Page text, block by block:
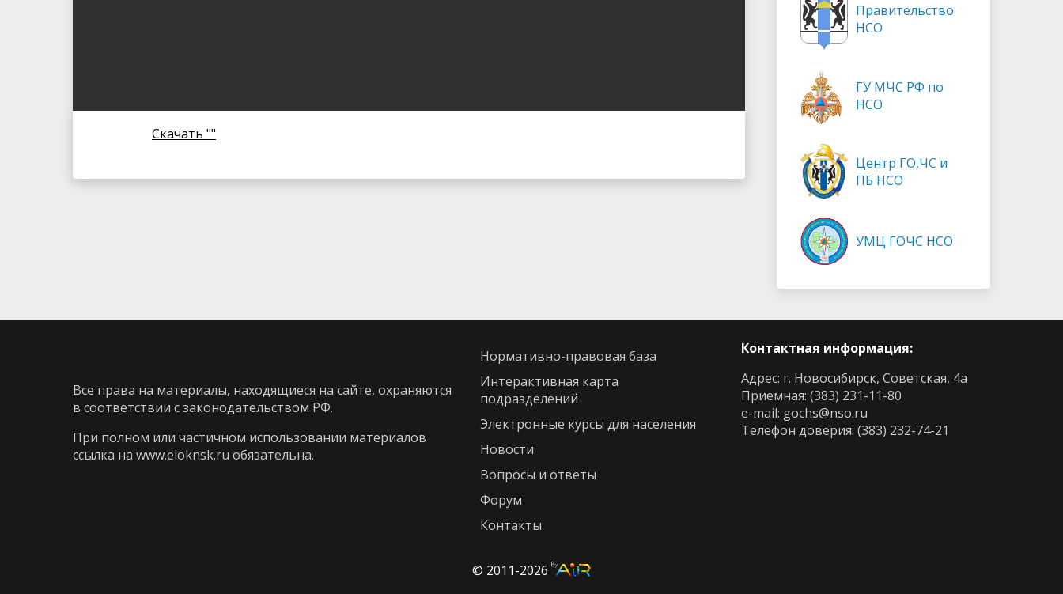
Скачать ""
Правительство
НСО
ГУ МЧС РФ по
НСО
Центр ГО,ЧС и
ПБ НСО
УМЦ ГОЧС НСО
Все права на материалы, находящиеся на сайте, охраняются
в соответствии с законодательством РФ.
При полном или частичном использовании материалов
ссылка на www.eioknsk.ru обязательна.
нормативно-правовая база
интерактивная карта
подразделений
Электронные курсы для населения
новости
Вопросы и ответы
Форум
контакты
Контактная информация:
Адрес: г. Новосибирск, Советская, 4а
Приемная: (383) 231-11-80
e-mail: gochs@nso.ru
Телефон доверия: (383) 232-74-21
© 2011-2026